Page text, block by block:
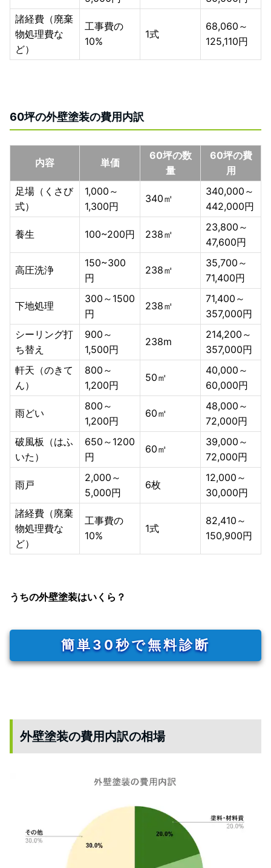
諸経費（廃棄
物処理費な
ど）
工事費の
10%
1式
68,060～
125,110円
60坪の外壁塗装の費用内訳
内容 単価
60坪の数
量
60坪の費
用
足場（くさび
式）
1,000～
1,300円
340㎡
340,000～
442,000円
養生 100~200円 238㎡
23,800～
47,600円
高圧洗浄
150~300
円
238㎡
35,700～
71,400円
下地処理
300～1500
円
238㎡
71,400～
357,000円
シーリング打
ち替え
900～
1,500円
238m
214,200～
357,000円
軒天（のきて
ん）
800～
1,200円
50㎡
40,000～
60,000円
雨どい
800～
1,200円
60㎡
48,000～
72,000円
破風板（はふ
いた）
650～1200
円
60㎡
39,000～
72,000円
雨戸
2,000～
5,000円
6枚
12,000～
30,000円
諸経費（廃棄
物処理費な
ど）
工事費の
10%
1式
82,410～
150,900円
うちの外壁塗装はいくら？
簡単30秒で無料診断
外壁塗装の費用内訳の相場